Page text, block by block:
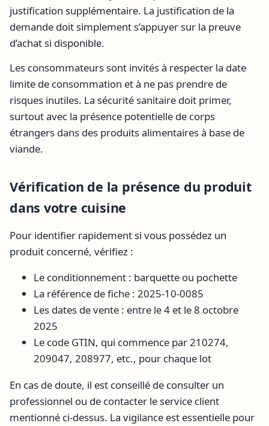
justification supplémentaire. La justification de la
demande doit simplement s’appuyer sur la preuve
d’achat si disponible.
Les consommateurs sont invités à respecter la date
limite de consommation et à ne pas prendre de
risques inutiles. La sécurité sanitaire doit primer,
surtout avec la présence potentielle de corps
étrangers dans des produits alimentaires à base de
viande.
Vérification de la présence du produit
dans votre cuisine
Pour identifier rapidement si vous possédez un
produit concerné, vérifiez :
Le conditionnement : barquette ou pochette
La référence de fiche : 2025-10-0085
Les dates de vente : entre le 4 et le 8 octobre
2025
Le code GTIN, qui commence par 210274,
209047, 208977, etc., pour chaque lot
En cas de doute, il est conseillé de consulter un
professionnel ou de contacter le service client
mentionné ci-dessus. La vigilance est essentielle pour